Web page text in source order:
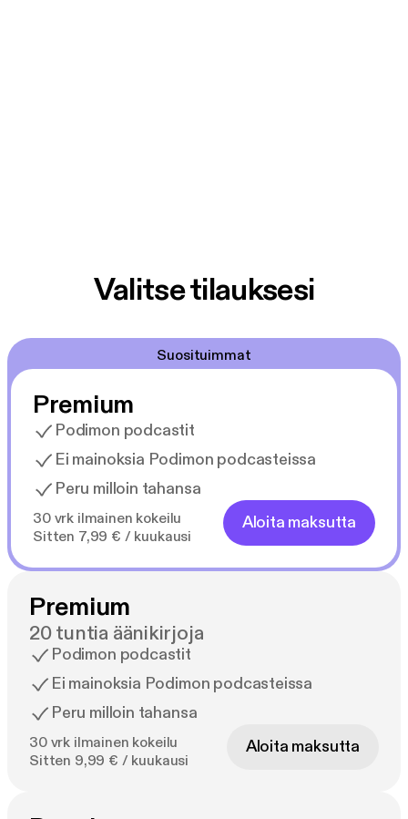
Valitse tilauksesi
Suosituimmat
Premium
Podimon podcastit
Ei mainoksia Podimon podcasteissa
Peru milloin tahansa
30 vrk ilmainen kokeilu
Sitten 7,99 € / kuukausi
Aloita maksutta
Premium
20 tuntia äänikirjoja
Podimon podcastit
Ei mainoksia Podimon podcasteissa
Peru milloin tahansa
30 vrk ilmainen kokeilu
Sitten 9,99 € / kuukausi
Aloita maksutta